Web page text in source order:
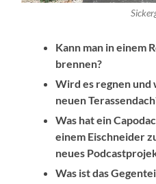
Kann man in einem
brennen?
Wird es regnen und
neuen
Was hat ein
einem Eischneider
neues
Was ist das